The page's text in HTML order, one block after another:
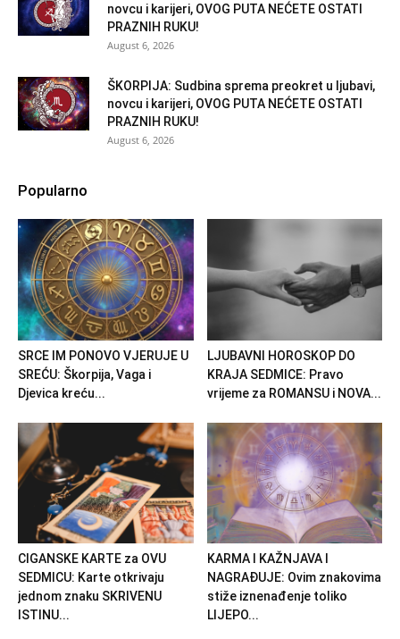
novcu i karijeri, OVOG PUTA NEĆETE OSTATI
PRAZNIH RUKU!
August 6, 2026
ŠKORPIJA: Sudbina sprema preokret u ljubavi,
novcu i karijeri, OVOG PUTA NEĆETE OSTATI
PRAZNIH RUKU!
August 6, 2026
Popularno
SRCE IM PONOVO VJERUJE U
SREĆU: Škorpija, Vaga i
Djevica kreću...
LJUBAVNI HOROSKOP DO
KRAJA SEDMICE: Pravo
vrijeme za ROMANSU i NOVA...
CIGANSKE KARTE za OVU
SEDMICU: Karte otkrivaju
jednom znaku SKRIVENU
ISTINU...
KARMA I KAŽNJAVA I
NAGRAĐUJE: Ovim znakovima
stiže iznenađenje toliko
LIJEPO...